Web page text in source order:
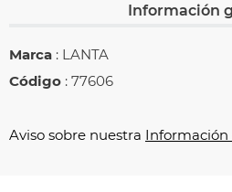
Información
Marca : LANTA
Código : 77606
Aviso sobre nuestra Información